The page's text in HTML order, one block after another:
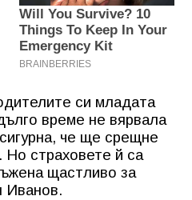
си младата
време не вярвала
че ще срещне
Но страховете й са
щастливо за
Иванов.